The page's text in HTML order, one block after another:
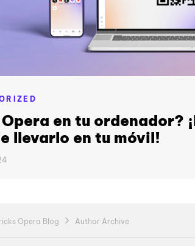
en tu ordenador?
llevarlo en tu móvil!
Opera Blog Author Archive